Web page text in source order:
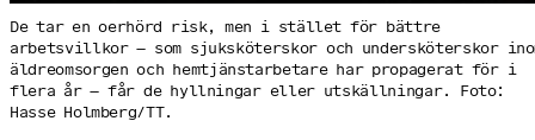
De tar en oerhörd risk, men i stället för bättre
arbetsvillkor – som sjuksköterskor och undersköterskor
äldreomsorgen och hemtjänstarbetare har propagerat för i
flera år – får de hyllningar eller utskällningar. Foto:
Hasse Holmberg/TT.